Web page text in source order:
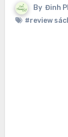
By Đinh
#review